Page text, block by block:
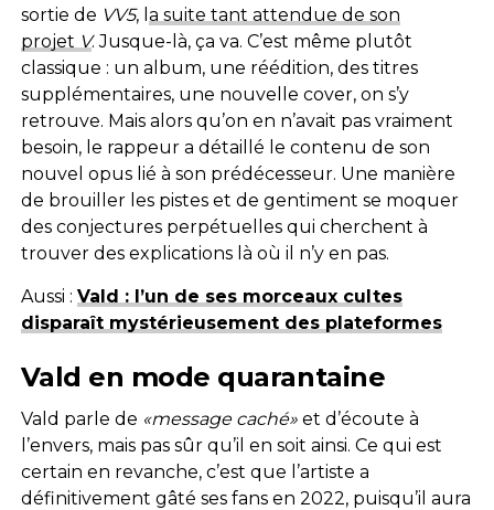
sortie de VV5, l a suite tant attendue de son
projet V. Jusque-là, ça va. C’est même plutôt
classique : un album, une réédition, des titres
supplémentaires, une nouvelle cover, on s’y
retrouve. Mais alors qu’on en n’avait pas vraiment
besoin, le rappeur a détaillé le contenu de son
nouvel opus lié à son prédécesseur. Une manière
de brouiller les pistes et de gentiment se moquer
des conjectures perpétuelles qui cherchent à
trouver des explications là où il n’y en pas.
Aussi : Vald : l’un de ses morceaux cultes
disparaît mystérieusement des plateformes
Vald en mode quarantaine
Vald parle de «message caché»et d’écoute à
l’envers, mais pas sûr qu’il en soit ainsi. Ce qui est
certain en revanche, c’est que l’artiste a
définitivement gâté ses fans en 2022, puisqu’il aura